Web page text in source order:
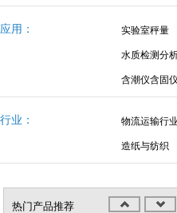
应用： 实验室秤量
水质检测分
含潮仪含固仪
行业： 物流运输行业
造纸与纺织
热门产品推荐